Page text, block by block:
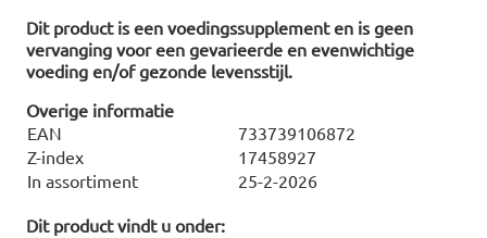
Dit product is een voedingssupplement en is geen
vervanging voor een gevarieerde en evenwichtige
voeding en/of gezonde levensstijl.
Overige informatie
EAN
733739106872
Z-index
17458927
In assortiment
25-2-2026
Dit product vindt u onder: